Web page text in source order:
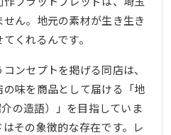
ん。地元の素材が生き生き
くれるんです。
ンセプトを掲げる同店は、
味を商品として届ける「地
の造語）」を目指していま
その象徴的な存在です。レ